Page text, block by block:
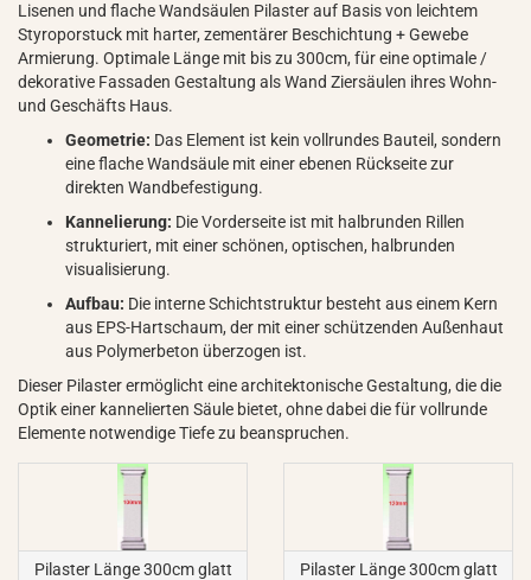
Lisenen und flache Wandsäulen Pilaster auf Basis von leichtem
Styroporstuck mit harter, zementärer Beschichtung + Gewebe
Armierung. Optimale Länge mit bis zu 300cm, für eine optimale /
dekorative Fassaden Gestaltung als Wand Ziersäulen ihres Wohn-
und Geschäfts Haus.
Geometrie: Das Element ist kein vollrundes Bauteil, sondern
eine flache Wandsäule mit einer ebenen Rückseite zur
direkten Wandbefestigung.
Kannelierung: Die Vorderseite ist mit halbrunden Rillen
strukturiert, mit einer schönen, optischen, halbrunden
visualisierung.
Aufbau: Die interne Schichtstruktur besteht aus einem Kern
aus EPS-Hartschaum, der mit einer schützenden Außenhaut
aus Polymerbeton überzogen ist.
Dieser Pilaster ermöglicht eine architektonische Gestaltung, die die
Optik einer kannelierten Säule bietet, ohne dabei die für vollrunde
Elemente notwendige Tiefe zu beanspruchen.
Pilaster Länge 300cm glatt
Pilaster Länge 300cm glatt